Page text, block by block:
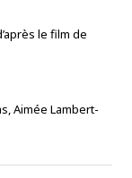
le film de
Aimée Lambert-